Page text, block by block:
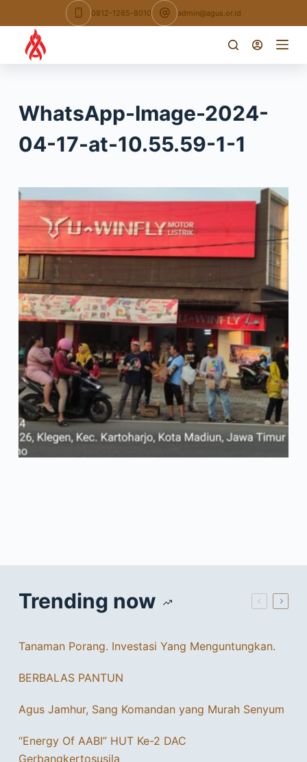
to
content
0812-1265-8010 admin@agus.or.id
WhatsApp-Image-2024-
04-17-at-10.55.59-1-1
Trending now
Tanaman Porang. Investasi Yang Menguntungkan.
BERBALAS PANTUN
Agus Jamhur, Sang Komandan yang Murah Senyum
“Energy Of AABI” HUT Ke-2 DAC
Gerbangkertosusila